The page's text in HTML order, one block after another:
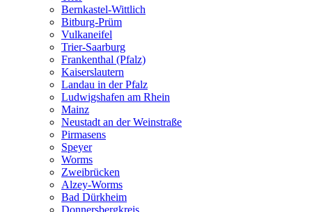
Bernkastel-Wittlich
Bitburg-Prüm
Vulkaneifel
Trier-Saarburg
Frankenthal (Pfalz)
Kaiserslautern
Landau in der Pfalz
Ludwigshafen am Rhein
Mainz
Neustadt an der Weinstraße
Pirmasens
Speyer
Worms
Zweibrücken
Alzey-Worms
Bad Dürkheim
Donnersbergkreis